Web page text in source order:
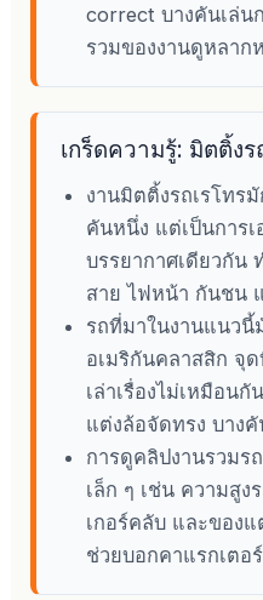
correct บางคันเล่น
รวมของงานดูหลาก
เกร็ดความรู้: มิตติ้งร
งานมิตติ้งรถเรโทร
คันหนึ่ง แต่เป็นการ
บรรยากาศเดียวกัน
สาย ไฟหน้า กันชน
รถที่มาในงานแนว
อเมริกันคลาสสิก จุ
เล่าเรื่องไม่เหมือน
แต่งล้อจัดทรง บางคั
การดูคลิปงานรวมร
เล็ก ๆ เช่น ความสูง
เกอร์คลับ และของแ
ช่วยบอกคาแรกเตอ